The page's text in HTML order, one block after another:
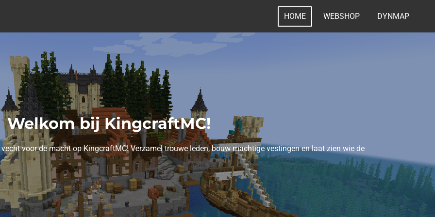
HOME WEBSHOP DYNMAP
Welkom bij KingcraftMC!
voor de macht op KingcraftMC! Verzamel trouwe leden, bouw machtige vestingen en laat zien wie de